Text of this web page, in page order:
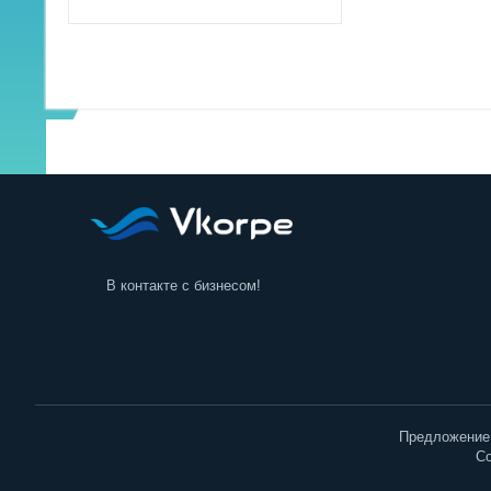
В контакте с бизнесом!